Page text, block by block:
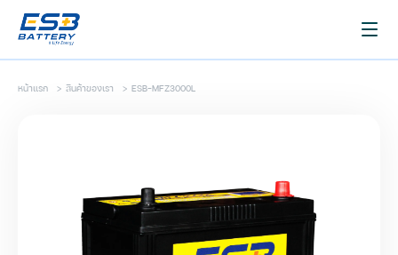
หน้าแรก > สินค้าของเรา > ESB-MFZ3000L